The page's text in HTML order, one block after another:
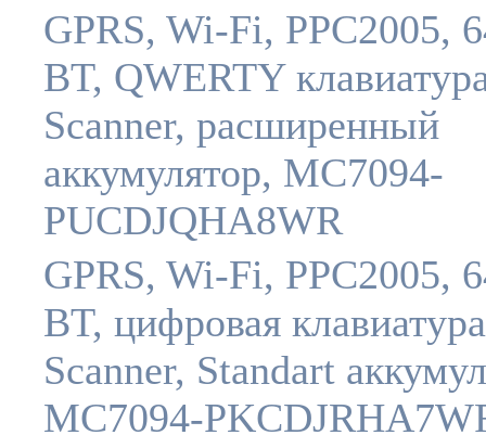
GPRS, Wi-Fi, PPC2005,
BT, QWERTY
Scanner, расширенный
аккумулятор, MC7094-
PUCDJQHA8WR
GPRS, Wi-Fi, PPC2005,
BT, цифровая
Scanner, Standart
MC7094-